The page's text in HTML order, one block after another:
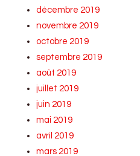
décembre 2019
novembre 2019
octobre 2019
septembre 2019
août 2019
juillet 2019
juin 2019
mai 2019
avril 2019
mars 2019